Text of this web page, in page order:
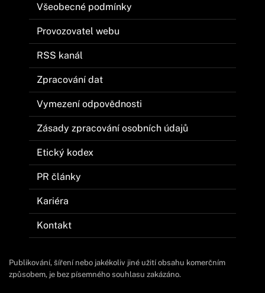
Všeobecné podmínky
Provozovatel webu
RSS kanál
Zpracování dat
Vymezení odpovědnosti
Zásady zpracování osobních údajů
Etický kodex
PR články
Kariéra
Kontakt
Publikování, šíření nebo jakékoliv jiné užití obsahu komerčním
způsobem, je bez písemného souhlasu zakázáno.